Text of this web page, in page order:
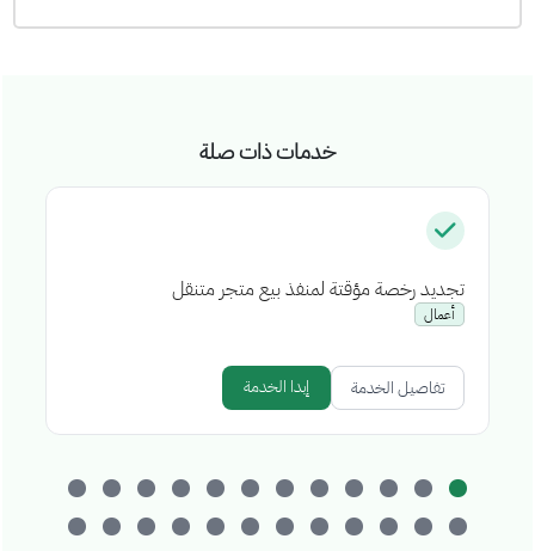
خدمات ذات صلة
تجديد رخصة مؤقتة لمنفذ بيع متجر متنقل
أعمال
تفاصيل الخدمة إبدا الخدمة